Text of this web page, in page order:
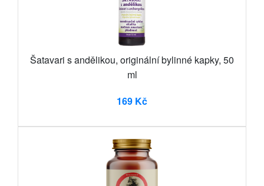
Šatavari s andělikou, originální bylinné kapky, 50
ml
169 Kč